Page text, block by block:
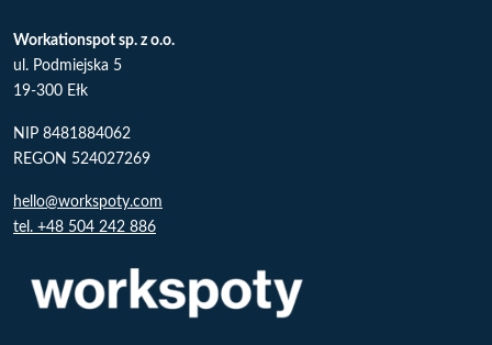
Workationspot sp. z o.o.
ul. Podmiejska 5
19-300 Ełk
NIP 8481884062
REGON 524027269
hello@workspoty.com
tel. +48 504 242 886